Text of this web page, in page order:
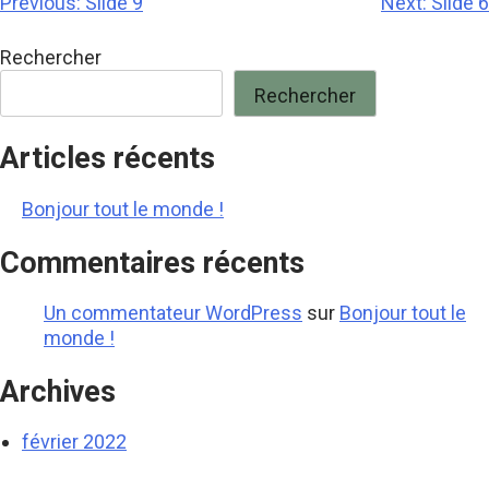
l’article
Rechercher
Rechercher
Articles récents
Bonjour tout le monde !
Commentaires récents
Un commentateur WordPress sur Bonjour tout le
monde !
Archives
février 2022